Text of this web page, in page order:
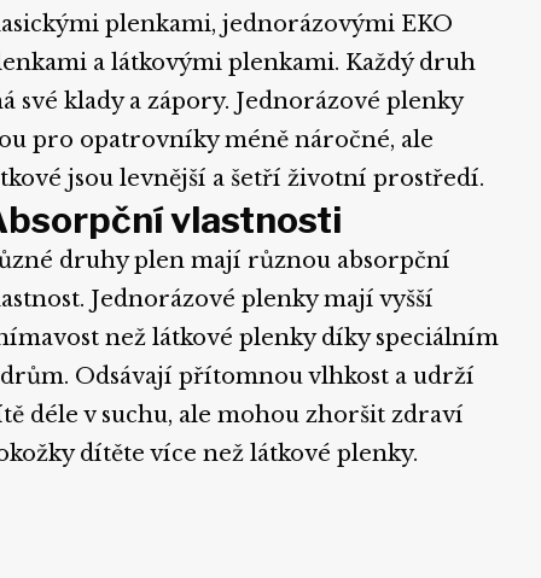
plenkami, jednorázovými EKO
a látkovými plenkami. Každý druh
své klady a zápory. Jednorázové plenky
pro opatrovníky méně náročné, ale
jsou levnější a šetří životní prostředí.
vlastnosti
druhy plen mají různou absorpční
Jednorázové plenky mají vyšší
než látkové plenky díky speciálním
Odsávají přítomnou vlhkost a udrží
déle v suchu, ale mohou zhoršit zdraví
dítěte více než látkové plenky.